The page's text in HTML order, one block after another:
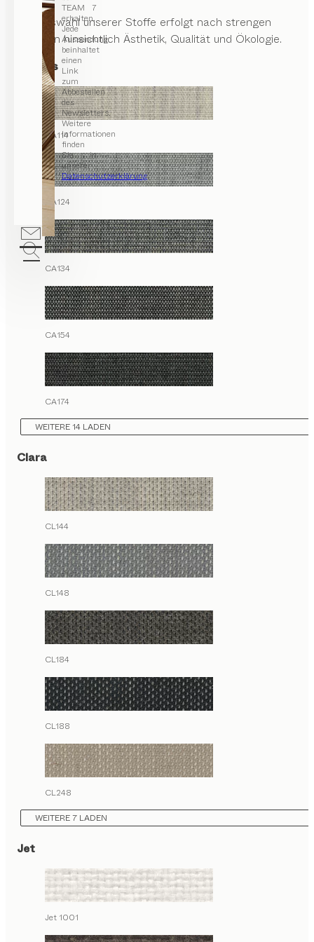
TEAM 7
erhalten.
Jede
Aussendung
beinhaltet
einen
Link
zum
Abbestellen
des
Newsletters.
Weitere
Informationen
finden
Sie in
unserer
Datenschutzerklärung.
Die Auswahl unserer Stoffe erfolgt nach strengen
Kriterien hinsichtlich Ästhetik, Qualität und Ökologie.
Canvas
CA114
CA124
CA134
CA154
CA174
WEITERE 14 LADEN
Clara
CL144
CL148
CL184
CL188
CL248
WEITERE 7 LADEN
Jet
Jet 1001